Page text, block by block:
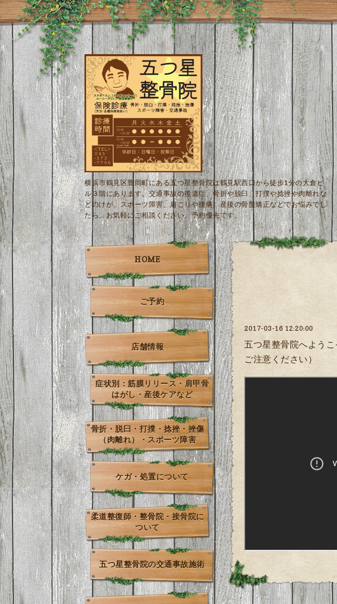
横浜市鶴見区豊岡町にある五つ星整骨院は鶴見駅西口から徒歩1分の大倉ビ
ル３階にあります。交通事故の後遺症、骨折や脱臼、打撲や捻挫や肉離れな
どのけが、スポーツ障害、肩こりや腰痛、産後の骨盤矯正などでお悩みでし
たら、お気軽にご相談ください。予約優先です。
2017-03-16 12:20:00
五つ星整骨院へよう
ご注意ください）
HOME
ご予約
店舗情報
症状別：筋膜リリース・肩甲骨
はがし・産後ケアなど
骨折・脱臼・打撲・捻挫・挫傷
（肉離れ）・スポーツ障害
ケガ・処置について
柔道整復師・整骨院・接骨院に
ついて
五つ星整骨院の交通事故施術